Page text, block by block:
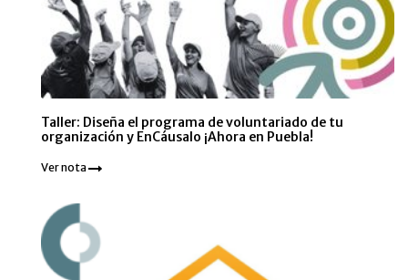
Taller: Diseña el programa de voluntariado de tu
organización y EnCáusalo ¡Ahora en Puebla!
Ver nota